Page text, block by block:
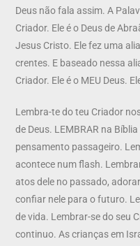
Deus não fala assim. A
Criador. Ele é o Deus de
Jesus Cristo. Ele fez uma
crentes. E baseado nessa
Criador. Ele é o MEU Deus.
Lembra-te do teu Criador
de Deus. LEMBRAR na
pensamento passageiro.
acontece num flash.
atos dele no passado,
confiar nele para o futuro.
de vida. Lembrar-se do seu
continuo. As crianças em